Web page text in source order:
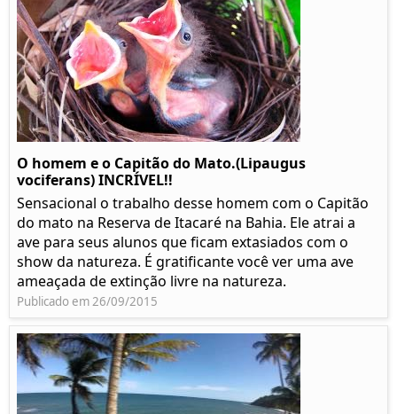
O homem e o Capitão do Mato.(Lipaugus
vociferans) INCRÍVEL!!
Sensacional o trabalho desse homem com o Capitão
do mato na Reserva de Itacaré na Bahia. Ele atrai a
ave para seus alunos que ficam extasiados com o
show da natureza. É gratificante você ver uma ave
ameaçada de extinção livre na natureza.
Publicado em 26/09/2015